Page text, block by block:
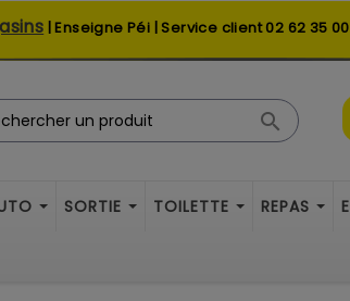
| Enseigne Péi | Service client02 62 35

SORTIE TOILETTE REPAS